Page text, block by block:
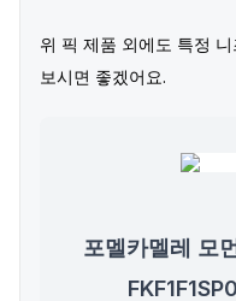
위 픽 제품 외에도 특정
보시면 좋겠어요.
포멜카멜레 모